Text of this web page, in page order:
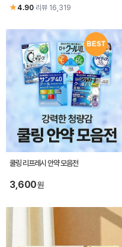
★4.90·리뷰 16,319
쿨링 리프레시 안약 모음전
3,600원